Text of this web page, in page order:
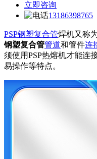
立即咨询
13186398765
PSP钢塑复合管焊机又称
钢塑复合管管道和管件连
须使用PSP热熔机才能连
易操作等特点。